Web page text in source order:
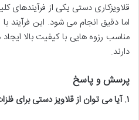
قلاویزکاری دستی یکی از فرآیندهای
اما دقیق انجام می شود. این فرآیند
مناسب رزوه هایی با کیفیت بالا
دارند.
پرسش و پاسخ
۱.آیا می توان از قلاویز دستی برای